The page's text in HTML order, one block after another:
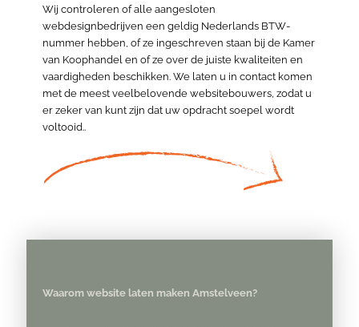
Wij controleren of alle aangesloten
webdesignbedrijven een geldig Nederlands BTW-
nummer hebben, of ze ingeschreven staan bij de Kamer
van Koophandel en of ze over de juiste kwaliteiten en
vaardigheden beschikken. We laten u in contact komen
met de meest veelbelovende websitebouwers, zodat u
er zeker van kunt zijn dat uw opdracht soepel wordt
voltooid..
Waarom website laten maken Amstelveen?